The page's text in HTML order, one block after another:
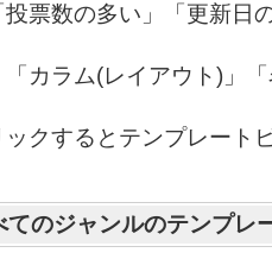
投票数の多い」「更新日
「カラム(レイアウト)」
ックするとテンプレート
てのジャンルのテンプレ